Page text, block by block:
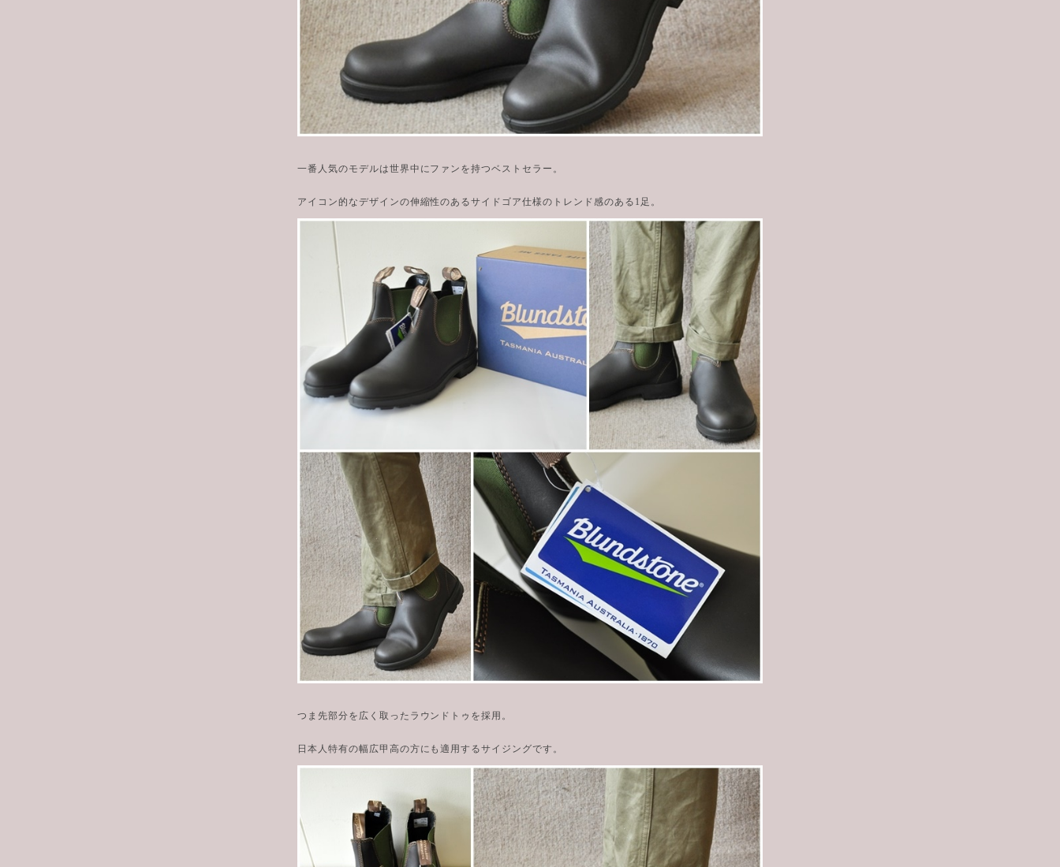
一番人気のモデルは世界中にファンを持つベストセラー。
アイコン的なデザインの伸縮性のあるサイドゴア仕様のトレンド感のある1足。
つま先部分を広く取ったラウンドトゥを採用。
日本人特有の幅広甲高の方にも適用するサイジングです。